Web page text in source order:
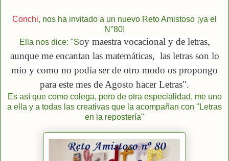
Conchi, nos ha invitado a un nuevo Reto Amistoso ¡ya el
N°80!
Ella nos dice: "Soy maestra vocacional y de letras,
aunque me encantan las matemáticas, las letras son lo
mío y como no podía ser de otro modo os propongo
para este mes de Agosto hacer Letras".
Es así que como colega, pero de otra especialidad, me uno
a ella y a todas las creativas que la acompañan con "Letras
en la repostería"